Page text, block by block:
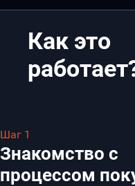
Как это
Шаг 1
Знакомство с
процессом